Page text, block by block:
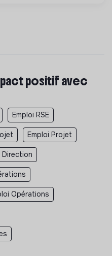
positif avec
Emploi RSE
Emploi Projet
Direction
Opérations